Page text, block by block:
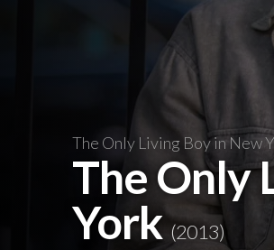
The Only Living Boy in New
The Only
York(2013)